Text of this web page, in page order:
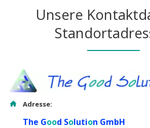
Unsere
Adresse:
The Good Solution GmbH